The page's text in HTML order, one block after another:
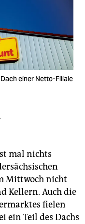
einer Netto-Filiale
mal nichts
Mittwoch nicht
Kellern. Auch die
fielen
ein Teil des Dachs